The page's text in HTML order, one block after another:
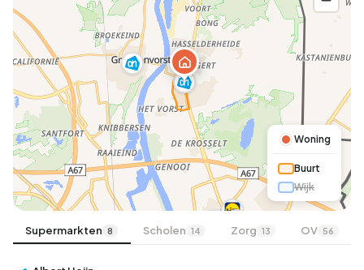
Woning
Buurt
Wijk
Supermarkten 8 Scholen 14 Zorg 13 OV 56